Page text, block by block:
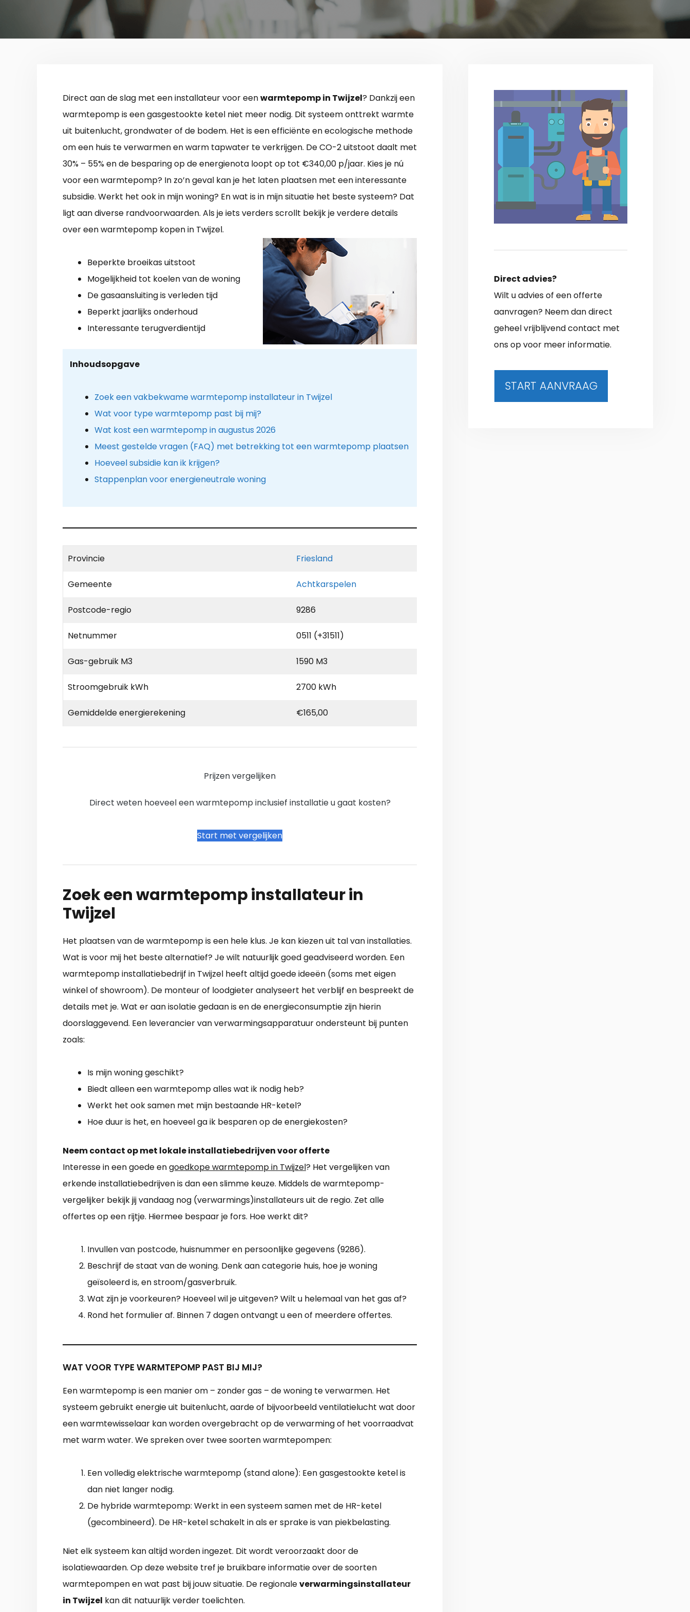
Direct aan de slag met een installateur voor eenwarmtepomp in Twijzel? Dankzij een
warmtepomp is een gasgestookte ketel niet meer nodig. Dit systeem onttrekt warmte
uit buitenlucht, grondwater of de bodem. Het is een efficiënte en ecologische methode
om een huis te verwarmen en warm tapwater te verkrijgen. De CO-2 uitstoot daalt met
30% – 55% en de besparing op de energienota loopt op tot €340,00 p/jaar. Kies je nú
voor een warmtepomp? In zo’n geval kan je het laten plaatsen met een interessante
subsidie. Werkt het ook in mijn woning? En wat is in mijn situatie het beste systeem? Dat
ligt aan diverse randvoorwaarden. Als je iets verders scrollt bekijk je verdere details
over een warmtepomp kopen in Twijzel.
Beperkte broeikas uitstoot
Mogelijkheid tot koelen van de woning
De gasaansluiting is verleden tijd
Beperkt jaarlijks onderhoud
Interessante terugverdientijd
Inhoudsopgave
Zoek een vakbekwame warmtepomp installateur in Twijzel
Wat voor type warmtepomp past bij mij?
Wat kost een warmtepomp in augustus 2026
Meest gestelde vragen (FAQ) met betrekking tot een warmtepomp plaatsen
Hoeveel subsidie kan ik krijgen?
Stappenplan voor energieneutrale woning
Provincie Friesland
Gemeente Achtkarspelen
Postcode-regio 9286
Netnummer 0511 (+31511)
Gas-gebruik M3 1590 M3
Stroomgebruik kWh 2700 kWh
Gemiddelde energierekening €165,00
Prijzen vergelijken
Direct weten hoeveel een warmtepomp inclusief installatie u gaat kosten?
Start met vergelijken
Zoek een warmtepomp installateur in
Twijzel
Het plaatsen van de warmtepomp is een hele klus. Je kan kiezen uit tal van installaties.
Wat is voor mij het beste alternatief? Je wilt natuurlijk goed geadviseerd worden. Een
warmtepomp installatiebedrijf in Twijzel heeft altijd goede ideeën (soms met eigen
winkel of showroom). De monteur of loodgieter analyseert het verblijf en bespreekt de
details met je. Wat er aan isolatie gedaan is en de energieconsumptie zijn hierin
doorslaggevend. Een leverancier van verwarmingsapparatuur ondersteunt bij punten
zoals:
Is mijn woning geschikt?
Biedt alleen een warmtepomp alles wat ik nodig heb?
Werkt het ook samen met mijn bestaande HR-ketel?
Hoe duur is het, en hoeveel ga ik besparen op de energiekosten?
Neem contact op met lokale installatiebedrijven voor offerte
Interesse in een goede engoedkope warmtepomp in Twijzel? Het vergelijken van
erkende installatiebedrijven is dan een slimme keuze. Middels de warmtepomp-
vergelijker bekijk jij vandaag nog (verwarmings)installateurs uit de regio. Zet alle
offertes op een rijtje. Hiermee bespaar je fors. Hoe werkt dit?
Invullen van postcode, huisnummer en persoonlijke gegevens (9286).
Beschrijf de staat van de woning. Denk aan categorie huis, hoe je woning
geïsoleerd is, en stroom/gasverbruik.
Wat zijn je voorkeuren? Hoeveel wil je uitgeven? Wilt u helemaal van het gas af?
Rond het formulier af. Binnen 7 dagen ontvangt u een of meerdere offertes.
WAT VOOR TYPE WARMTEPOMP PAST BIJ MIJ?
Een warmtepomp is een manier om – zonder gas – de woning te verwarmen. Het
systeem gebruikt energie uit buitenlucht, aarde of bijvoorbeeld ventilatielucht wat door
een warmtewisselaar kan worden overgebracht op de verwarming of het voorraadvat
met warm water. We spreken over twee soorten warmtepompen:
Een volledig elektrische warmtepomp (stand alone): Een gasgestookte ketel is
dan niet langer nodig.
De hybride warmtepomp: Werkt in een systeem samen met de HR-ketel
(gecombineerd). De HR-ketel schakelt in als er sprake is van piekbelasting.
Niet elk systeem kan altijd worden ingezet. Dit wordt veroorzaakt door de
isolatiewaarden. Op deze website tref je bruikbare informatie over de soorten
warmtepompen en wat past bij jouw situatie. De regionaleverwarmingsinstallateur
in Twijzel kan dit natuurlijk verder toelichten.
Direct advies?
Wilt u advies of een offerte
aanvragen? Neem dan direct
geheel vrijblijvend contact met
ons op voor meer informatie.
START AANVRAAG